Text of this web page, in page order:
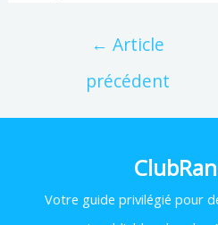
← Article
précédent
Votre guide privilégié pour